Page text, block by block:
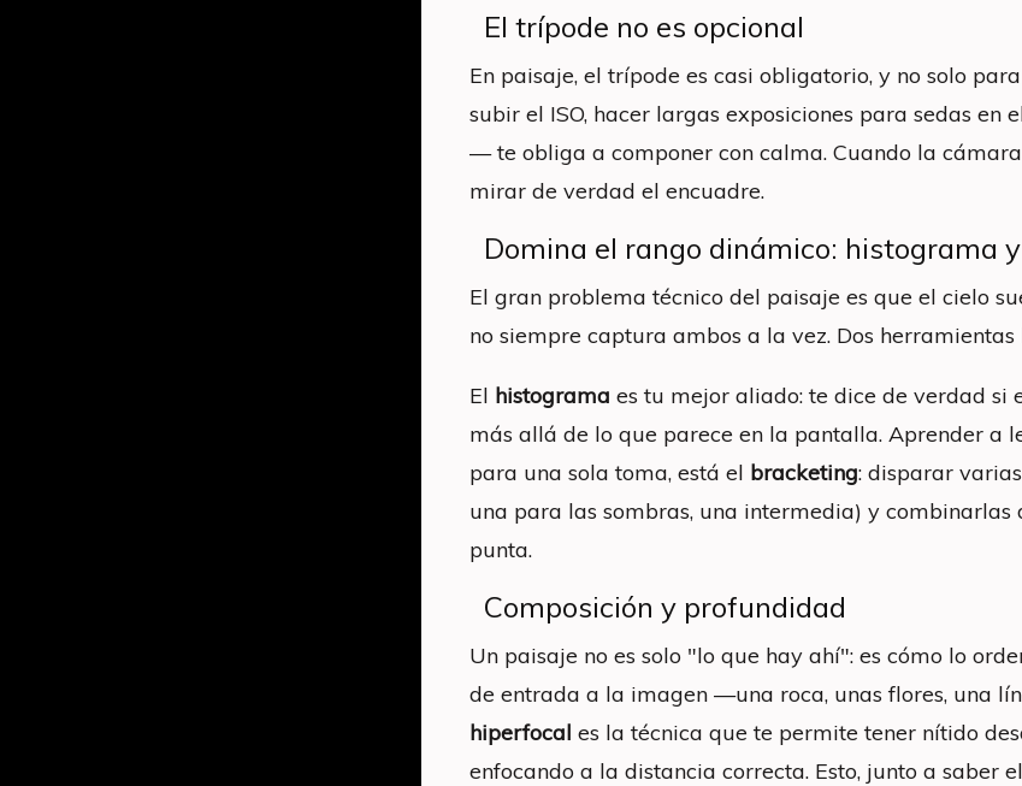
El trípode no es opcional
En paisaje, el trípode es casi obligatorio, y no solo
subir el ISO, hacer largas exposiciones para sedas
— te obliga a componer con calma. Cuando la
mirar de verdad el encuadre.
Domina el rango dinámico: histograma
El gran problema técnico del paisaje es que el cielo
no siempre captura ambos a la vez. Dos herramientas
El histograma es tu mejor aliado: te dice de verdad si
más allá de lo que parece en la pantalla. Aprender a
para una sola toma, está el bracketing: disparar
una para las sombras, una intermedia) y
punta.
Composición y profundidad
Un paisaje no es solo "lo que hay ahí": es cómo lo
de entrada a la imagen —una roca, unas flores, una
hiperfocal es la técnica que te permite tener nítido
enfocando a la distancia correcta. Esto, junto a saber